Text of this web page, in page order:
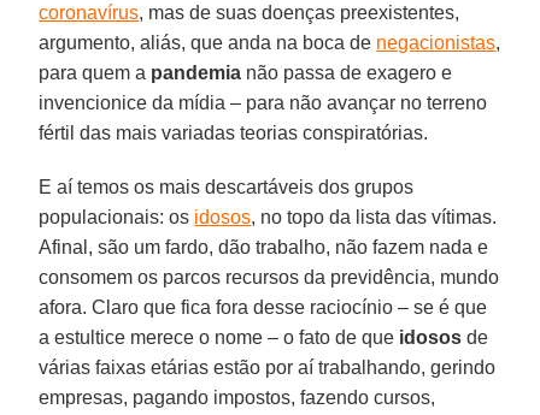
coronavírus, mas de suas doenças preexistentes,
argumento, aliás, que anda na boca de negacionistas,
para quem a pandemia não passa de exagero e
invencionice da mídia – para não avançar no terreno
fértil das mais variadas teorias conspiratórias.
E aí temos os mais descartáveis dos grupos
populacionais: os idosos, no topo da lista das vítimas.
Afinal, são um fardo, dão trabalho, não fazem nada e
consomem os parcos recursos da previdência, mundo
afora. Claro que fica fora desse raciocínio – se é que
a estultice merece o nome – o fato de que idosos de
várias faixas etárias estão por aí trabalhando, gerindo
empresas, pagando impostos, fazendo cursos,